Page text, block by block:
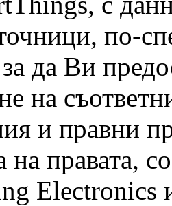
по-
да Ви
на
и правни
на правата,
Electronics